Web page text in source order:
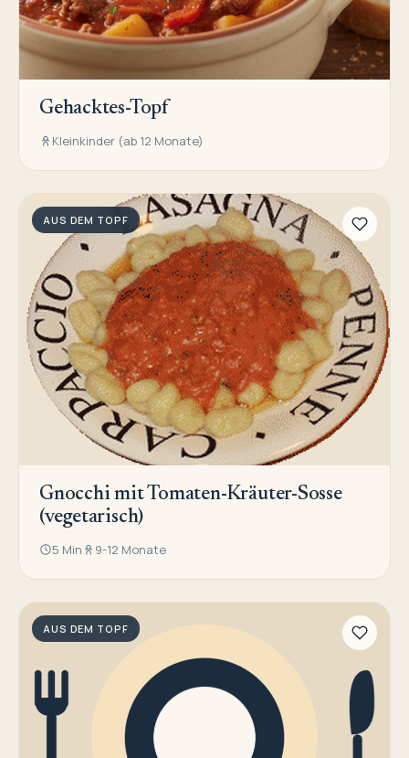
Gehacktes-Topf
Kleinkinder (ab 12 Monate)
AUS DEM TOPF
Gnocchi mit Tomaten-Kräuter-Sosse
(vegetarisch)
5 Min 9-12 Monate
AUS DEM TOPF